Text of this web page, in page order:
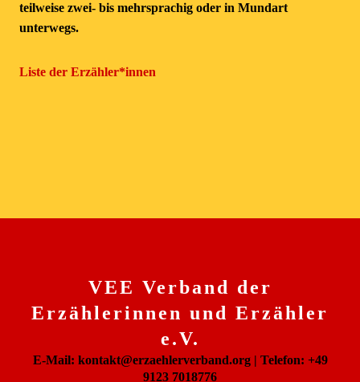
teilweise zwei- bis mehrsprachig oder in Mundart
unterwegs.
Liste der Erzähler*innen
VEE Verband der
Erzählerinnen und Erzähler
e.V.
E-Mail: kontakt@erzaehlerverband.org | Telefon: +49
9123 7018776